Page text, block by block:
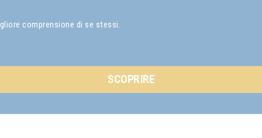
comprensione di se stessi.
SCOPRIRE